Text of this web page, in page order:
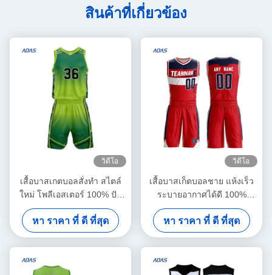
สินค้าที่เกี่ยวข้อง
วิดีโอ
เสื้อบาสเกตบอลสั่งทำ สไตล์
ใหม่ โพลีเอสเตอร์ 100% ปัก
เย็บ พิมพ์ลาย ทีมเมือง แห้งเร็ว
ระบายอากาศได้ดี ชุดกีฬา
หา ราคา ที่ ดี ที่สุด
วิดีโอ
เสื้อบาสเก็ตบอลชาย แห้งเร็ว
ระบายอากาศได้ดี 100%
โพลีเอสเตอร์ คุณภาพสูง ใหม่
เสื้อฝึกซ้อม 100%
โพลีเอสเตอร์ พิมพ์ลาย บาสเก็
ตบอล
หา ราคา ที่ ดี ที่สุด